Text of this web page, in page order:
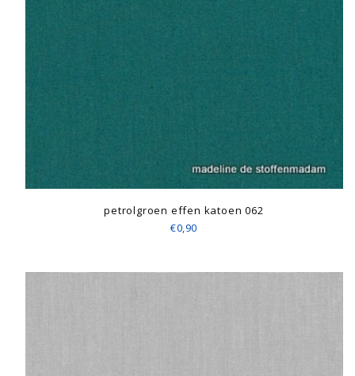
petrolgroen effen katoen 062
€0,90